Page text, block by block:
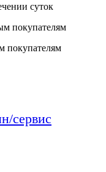
суток
покупателям
сервис